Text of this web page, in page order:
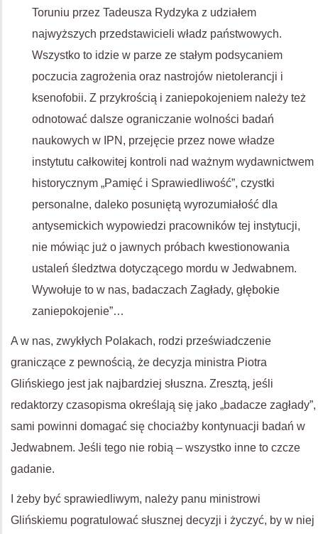
Toruniu przez Tadeusza Rydzyka z udziałem
najwyższych przedstawicieli władz państwowych.
Wszystko to idzie w parze ze stałym podsycaniem
poczucia zagrożenia oraz nastrojów nietolerancji i
ksenofobii. Z przykrością i zaniepokojeniem należy też
odnotować dalsze ograniczanie wolności badań
naukowych w IPN, przejęcie przez nowe władze
instytutu całkowitej kontroli nad ważnym wydawnictwem
historycznym „Pamięć i Sprawiedliwość”, czystki
personalne, daleko posuniętą wyrozumiałość dla
antysemickich wypowiedzi pracowników tej instytucji,
nie mówiąc już o jawnych próbach kwestionowania
ustaleń śledztwa dotyczącego mordu w Jedwabnem.
Wywołuje to w nas, badaczach Zagłady, głębokie
zaniepokojenie”…
A w nas, zwykłych Polakach, rodzi przeświadczenie
graniczące z pewnością, że decyzja ministra Piotra
Glińskiego jest jak najbardziej słuszna. Zresztą, jeśli
redaktorzy czasopisma określają się jako „badacze zagłady”,
sami powinni domagać się chociażby kontynuacji badań w
Jedwabnem. Jeśli tego nie robią – wszystko inne to czcze
gadanie.
I żeby być sprawiedliwym, należy panu ministrowi
Glińskiemu pogratulować słusznej decyzji i życzyć, by w niej